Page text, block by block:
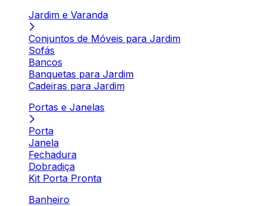
Jardim e Varanda
Conjuntos de Móveis para Jardim
Sofás
Bancos
Banquetas para Jardim
Cadeiras para Jardim
Portas e Janelas
Porta
Janela
Fechadura
Dobradiça
Kit Porta Pronta
Banheiro